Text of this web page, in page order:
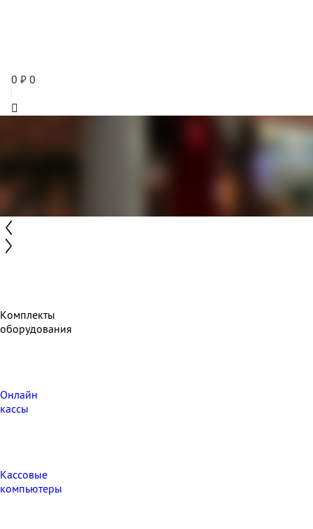
0 ₽ 0
Комплекты
оборудования
Онлайн
кассы
Кассовые
компьютеры